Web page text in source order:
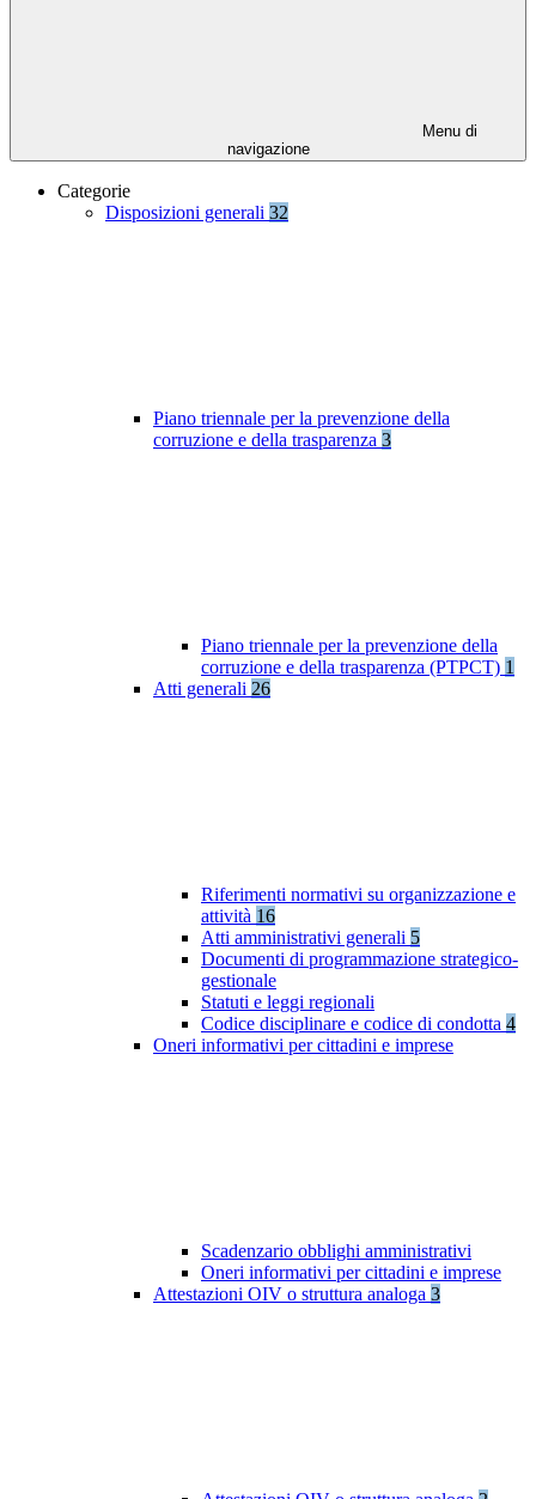
Menu di
navigazione
Categorie
Disposizioni generali 32
Piano triennale per la prevenzione della
corruzione e della trasparenza 3
Piano triennale per la prevenzione della
corruzione e della trasparenza (PTPCT) 1
Atti generali 26
Riferimenti normativi su organizzazione e
attività 16
Atti amministrativi generali 5
Documenti di programmazione strategico-
gestionale
Statuti e leggi regionali
Codice disciplinare e codice di condotta 4
Oneri informativi per cittadini e imprese
Scadenzario obblighi amministrativi
Oneri informativi per cittadini e imprese
Attestazioni OIV o struttura analoga 3